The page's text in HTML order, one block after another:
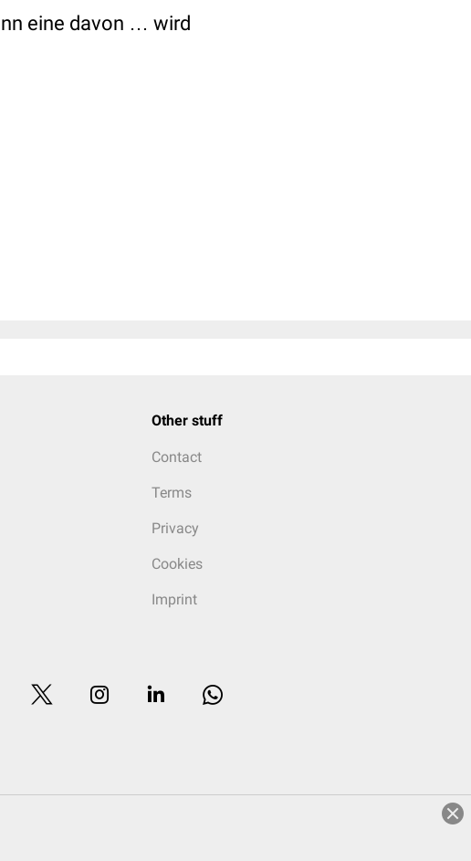
eine davon … wird
Other stuff
Contact
Terms
Privacy
Cookies
Imprint